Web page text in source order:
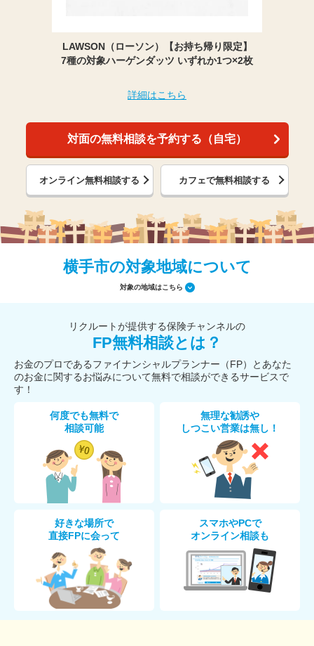
LAWSON（ローソン）【お持ち帰り限定】
7種の対象ハーゲンダッツ いずれか1つ×2枚
詳細はこちら
対面の無料相談を予約する（自宅）
オンライン無料相談する カフェで無料相談する
横手市の対象地域について
対象の地域はこちら
リクルートが提供する保険チャンネルの
FP無料相談とは？
お金のプロであるファイナンシャルプランナー（FP）とあなた
のお金に関するお悩みについて無料で相談ができるサービスで
す！
何度でも無料で
相談可能
無理な勧誘や
しつこい営業は無し！
好きな場所で
直接FPに会って
スマホやPCで
オンライン相談も